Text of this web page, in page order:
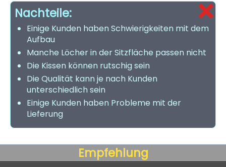
Nachteile:
Einige Kunden haben Schwierigkeiten mit dem
Aufbau
Manche Löcher in der Sitzfläche passen nicht
Die Kissen können rutschig sein
Die Qualität kann je nach Kunden
unterschiedlich sein
Einige Kunden haben Probleme mit der
Lieferung
Empfehlung